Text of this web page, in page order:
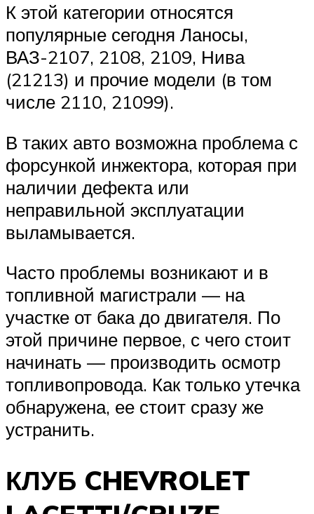
К этой категории относятся
популярные сегодня Ланосы,
ВАЗ-2107, 2108, 2109, Нива
(21213) и прочие модели (в том
числе 2110, 21099).
В таких авто возможна проблема с
форсункой инжектора, которая при
наличии дефекта или
неправильной эксплуатации
выламывается.
Часто проблемы возникают и в
топливной магистрали — на
участке от бака до двигателя. По
этой причине первое, с чего стоит
начинать — производить осмотр
топливопровода. Как только утечка
обнаружена, ее стоит сразу же
устранить.
КЛУБ CHEVROLET